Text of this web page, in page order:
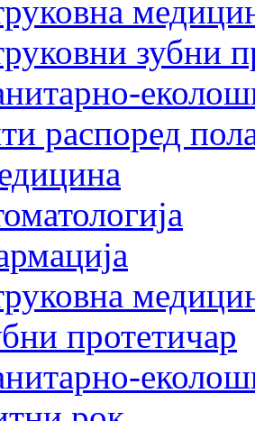
зубни
распоред
протетичар